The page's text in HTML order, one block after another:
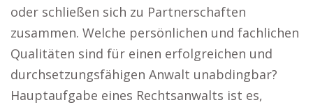
oder schließen sich zu Partnerschaften
zusammen. Welche persönlichen und fachlichen
Qualitäten sind für einen erfolgreichen und
durchsetzungsfähigen Anwalt unabdingbar?
Hauptaufgabe eines Rechtsanwalts ist es,